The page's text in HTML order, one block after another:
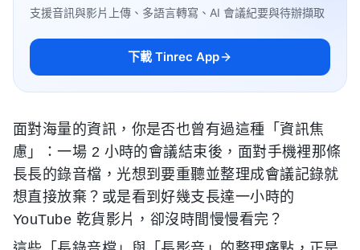
支援音訊與影片上傳、多語言轉寫、AI 會議紀要與待辦擷取
下載 Tinrec App
面對海量的資訊，你是否也曾有過這種「資訊焦
慮」：一場 2 小時的會議結束後，面對手機裡那條
長長的錄音檔，光想到要重聽並整理成會議記錄就
想直接放棄？或是看到好幾支長達一小時的
YouTube 乾貨影片，卻沒時間慢慢看完？